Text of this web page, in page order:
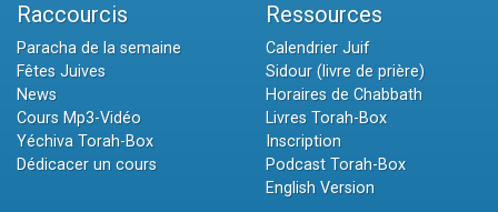
Raccourcis
Paracha de la semaine
Fêtes Juives
News
Cours Mp3-Vidéo
Yéchiva Torah-Box
Dédicacer un cours
Ressources
Calendrier Juif
Sidour (livre de prière)
Horaires de Chabbath
Livres Torah-Box
Inscription
Podcast Torah-Box
English Version